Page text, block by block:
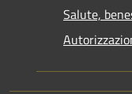
Salute,